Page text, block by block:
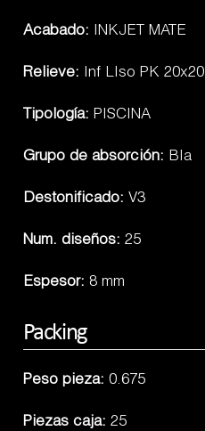
Acabado: INKJET MATE
Relieve: Inf LIso PK 20x20
Tipología: PISCINA
Grupo de absorción: BIa
Destonificado: V3
Num. diseños: 25
Espesor: 8 mm
Packing
Peso pieza: 0.675
Piezas caja: 25